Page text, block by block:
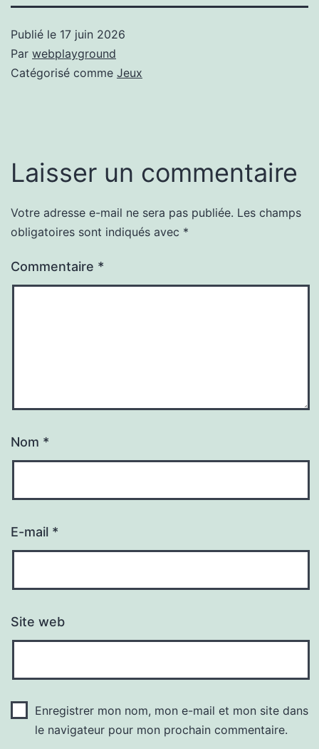
Publié le 17 juin 2026
Par webplayground
Catégorisé comme Jeux
Laisser un commentaire
Votre adresse e-mail ne sera pas publiée. Les champs
obligatoires sont indiqués avec *
Commentaire *
Nom *
E-mail *
Site web
Enregistrer mon nom, mon e-mail et mon site dans
le navigateur pour mon prochain commentaire.